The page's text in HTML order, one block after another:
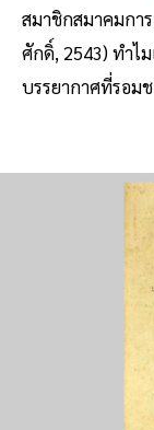
สมาชิกสมาคมกา
ศักดิ์, 2543) ทำไ
บรรยากาศที่รอม